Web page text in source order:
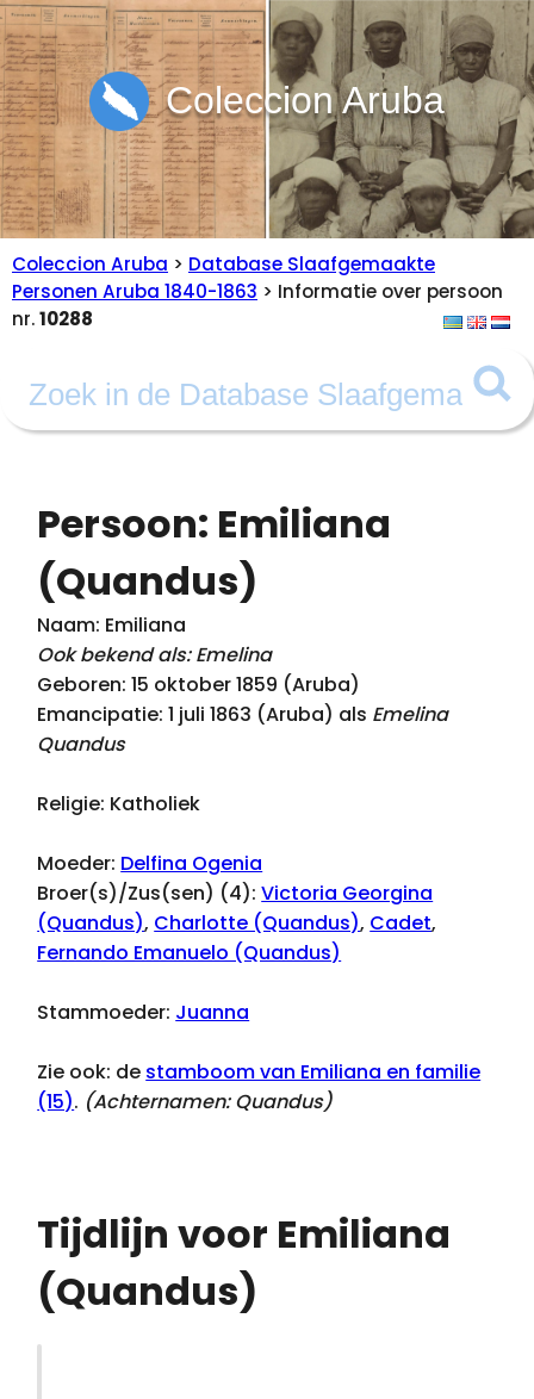
Coleccion Aruba
Coleccion Aruba > Database Slaafgemaakte
Personen Aruba 1840-1863 > Informatie over persoon
nr.10288
Persoon: Emiliana
(Quandus)
Naam: Emiliana
Ook bekend als: Emelina
Geboren: 15 oktober 1859 (Aruba)
Emancipatie: 1 juli 1863 (Aruba) als Emelina
Quandus
Religie: Katholiek
Moeder: Delfina Ogenia
Broer(s)/Zus(sen) (4):Victoria Georgina
(Quandus), Charlotte (Quandus), Cadet,
Fernando Emanuelo (Quandus)
Stammoeder: Juanna
Zie ook: de stamboom van Emiliana en familie
(15). (Achternamen:Quandus)
Tijdlijn voor Emiliana
(Quandus)